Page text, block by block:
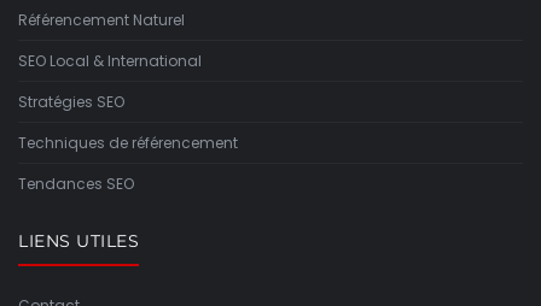
Référencement Naturel
SEO Local & International
Stratégies SEO
Techniques de référencement
Tendances SEO
LIENS UTILES